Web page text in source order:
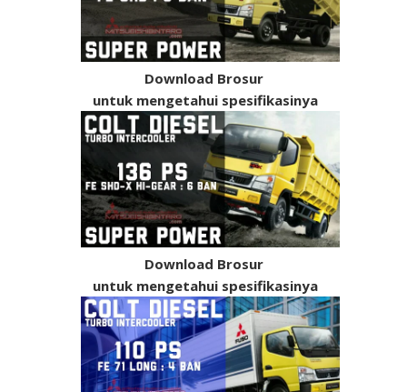
Download Brosur
untuk mengetahui spesifikasinya
Download Brosur
untuk mengetahui spesifikasinya